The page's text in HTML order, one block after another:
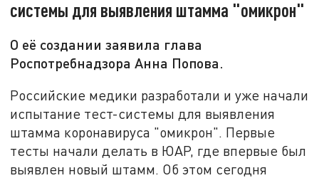
системы для выявления штамма "омикрон"
О её создании заявила глава
Роспотребнадзора Анна Попова.
Российские медики разработали и уже начали
испытание тест-системы для выявления
штамма коронавируса "омикрон". Первые
тесты начали делать в ЮАР, где впервые был
выявлен новый штамм. Об этом сегодня